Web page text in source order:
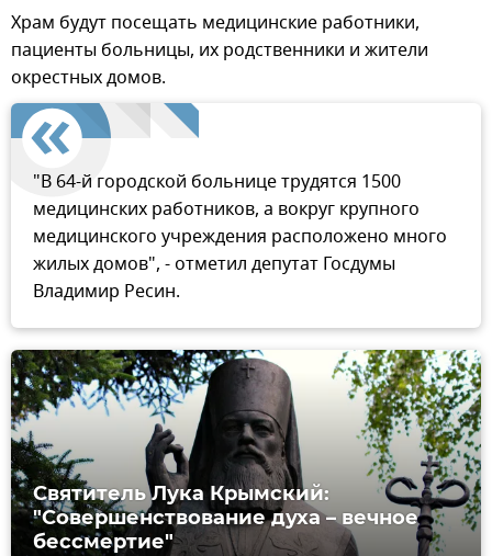
Храм будут посещать медицинские работники,
пациенты больницы, их родственники и жители
окрестных домов.
"В 64-й городской больнице трудятся 1500
медицинских работников, а вокруг крупного
медицинского учреждения расположено много
жилых домов", - отметил депутат Госдумы
Владимир Ресин.
Святитель Лука Крымский:
"Совершенствование духа – вечное
бессмертие"